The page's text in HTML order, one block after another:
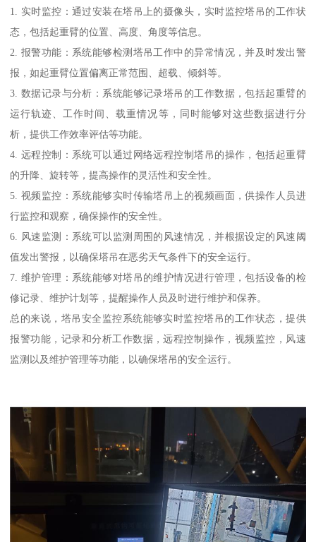
1. 实时监控：通过安装在塔吊上的摄像头，实时监控塔吊的工作状
态，包括起重臂的位置、高度、角度等信息。
2. 报警功能：系统能够检测塔吊工作中的异常情况，并及时发出警
报，如起重臂位置偏离正常范围、超载、倾斜等。
3. 数据记录与分析：系统能够记录塔吊的工作数据，包括起重臂的
运行轨迹、工作时间、载重情况等，同时能够对这些数据进行分
析，提供工作效率评估等功能。
4. 远程控制：系统可以通过网络远程控制塔吊的操作，包括起重臂
的升降、旋转等，提高操作的灵活性和安全性。
5. 视频监控：系统能够实时传输塔吊上的视频画面，供操作人员进
行监控和观察，确保操作的安全性。
6. 风速监测：系统可以监测周围的风速情况，并根据设定的风速阈
值发出警报，以确保塔吊在恶劣天气条件下的安全运行。
7. 维护管理：系统能够对塔吊的维护情况进行管理，包括设备的检
修记录、维护计划等，提醒操作人员及时进行维护和保养。
总的来说，塔吊安全监控系统能够实时监控塔吊的工作状态，提供
报警功能，记录和分析工作数据，远程控制操作，视频监控，风速
监测以及维护管理等功能，以确保塔吊的安全运行。